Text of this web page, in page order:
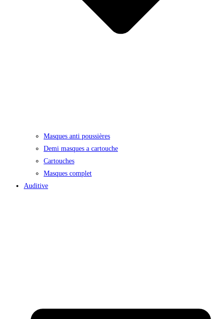
Masques anti poussières
Demi masques a cartouche
Cartouches
Masques complet
Auditive